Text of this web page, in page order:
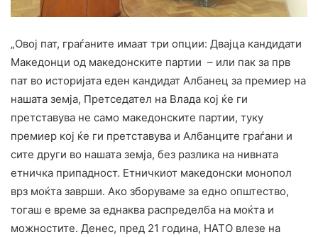
„Овој пат, граѓаните имаат три опции: Двајца кандидати
Македонци од македонските партии – или пак за прв
пат во историјата еден кандидат Албанец за премиер на
нашата земја, Претседател на Влада кој ќе ги
претставува не само македонските партии, туку
премиер кој ќе ги претставува и Албанците граѓани и
сите други во нашата земја, без разлика на нивната
етничка припадност. Етничкиот македонски монопол
врз моќта заврши. Ако зборуваме за едно општество,
тогаш е време за еднаква распределба на моќта и
можностите. Денес, пред 21 година, НАТО влезе на